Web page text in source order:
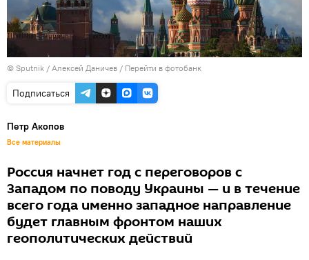
© Sputnik / Алексей Даничев / Перейти в фотобанк
Подписаться
Петр Акопов
Все материалы
Россия начнет год с переговоров с
Западом по поводу Украины — и в течение
всего года именно западное направление
будет главным фронтом наших
геополитических действий